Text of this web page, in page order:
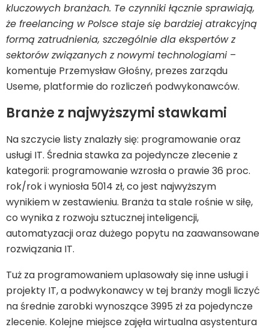
kluczowych branżach. Te czynniki łącznie sprawiają,
że freelancing w Polsce staje się bardziej atrakcyjną
formą zatrudnienia, szczególnie dla ekspertów z
sektorów związanych z nowymi technologiami –
komentuje Przemysław Głośny, prezes zarządu
Useme, platformie do rozliczeń podwykonawców.
Branże z najwyższymi stawkami
Na szczycie listy znalazły się: programowanie oraz
usługi IT. Średnia stawka za pojedyncze zlecenie z
kategorii: programowanie wzrosła o prawie 36 proc.
rok/rok i wyniosła 5014 zł, co jest najwyższym
wynikiem w zestawieniu. Branża ta stale rośnie w siłę,
co wynika z rozwoju sztucznej inteligencji,
automatyzacji oraz dużego popytu na zaawansowane
rozwiązania IT.
Tuż za programowaniem uplasowały się inne usługi i
projekty IT, a podwykonawcy w tej branży mogli liczyć
na średnie zarobki wynoszące 3995 zł za pojedyncze
zlecenie. Kolejne miejsce zajęła wirtualna asystentura